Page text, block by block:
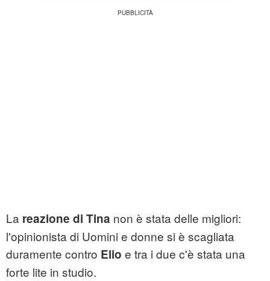
La reazione di Tina non è stata delle migliori:
l'opinionista di Uomini e donne si è scagliata
duramente contro Elio e tra i due c'è stata una
forte lite in studio.